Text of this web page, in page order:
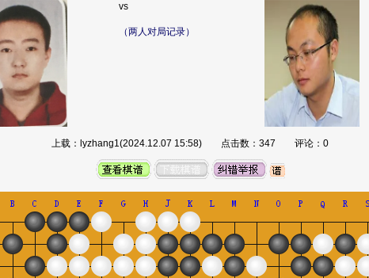
vs
（两人对局记录）
上载：lyzhang1(2024.12.07 15:58) 点击数：347 评论：0